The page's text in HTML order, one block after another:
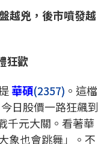
越兇，後市噴發越
狂歡
華碩(2357) 。這檔
日股價一路狂飆到
千元大關。看著華
象也會跳舞」。不